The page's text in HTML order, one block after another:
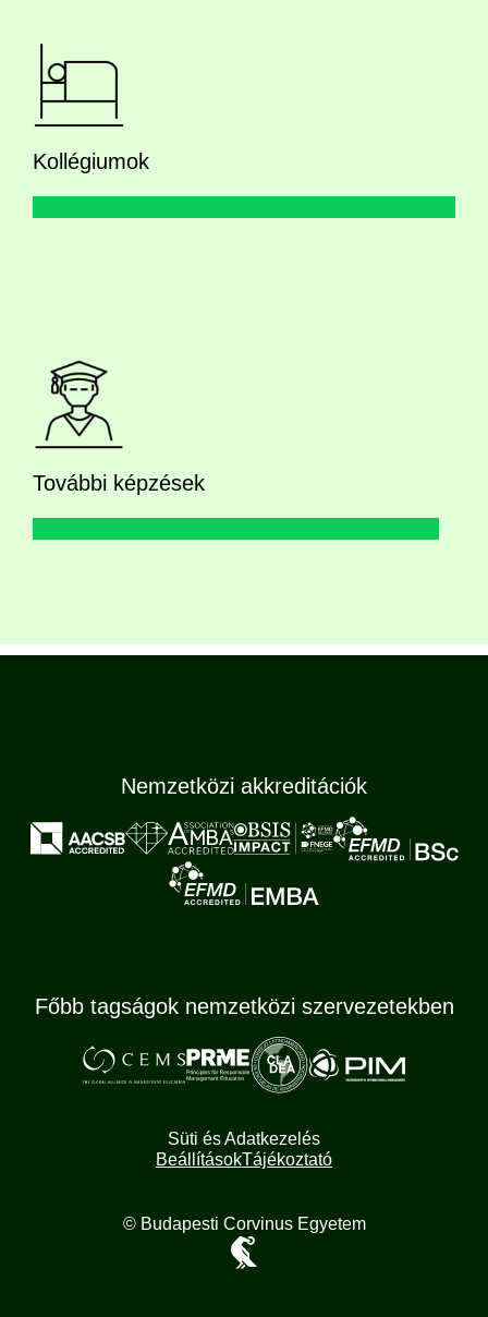
Kollégiumok
További képzések
Nemzetközi akkreditációk
Főbb tagságok nemzetközi szervezetekben
Süti és Adatkezelés
BeállításokTájékoztató
© Budapesti Corvinus Egyetem